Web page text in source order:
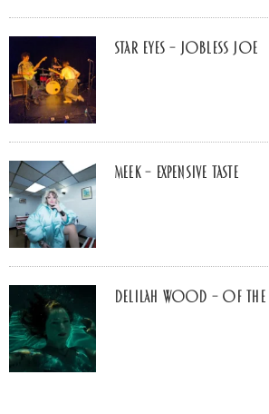
Star Eyes – Jobless Joe
MEEK – Expensive Taste
Delilah Wood – of the